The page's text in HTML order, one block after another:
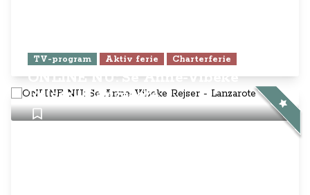
TV-program Aktiv ferie Charterferie
ONLINE NU: Se Anne-Vibeke
Rejser - Lanzarote